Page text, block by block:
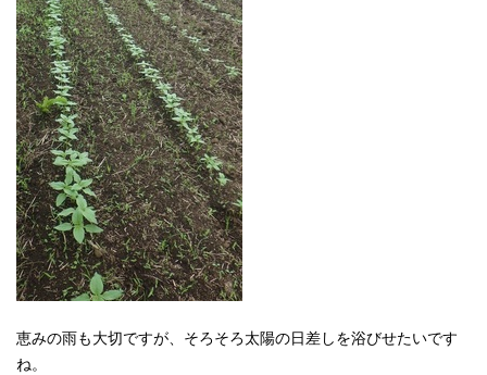
恵みの雨も大切ですが、そろそろ太陽の日差しを浴びせたいです
ね。